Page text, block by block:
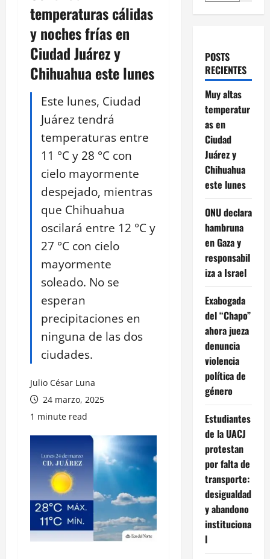
temperaturas cálidas
y noches frías en
Ciudad Juárez y
Chihuahua este lunes
Este lunes, Ciudad
Juárez tendrá
temperaturas entre
11 °C y 28 °C con
cielo mayormente
despejado, mientras
que Chihuahua
oscilará entre 12 °C y
27 °C con cielo
mayormente
soleado. No se
esperan
precipitaciones en
ninguna de las dos
ciudades.
Julio César Luna
24 marzo, 2025
1 minute read
POSTS
RECIENTES
Muy altas
temperatur
as en
Ciudad
Juárez y
Chihuahua
este lunes
ONU declara
hambruna
en Gaza y
responsabil
iza a Israel
Exabogada
del “Chapo”
ahora jueza
denuncia
violencia
política de
género
Estudiantes
de la UACJ
protestan
por falta de
transporte:
desigualdad
y abandono
instituciona
l